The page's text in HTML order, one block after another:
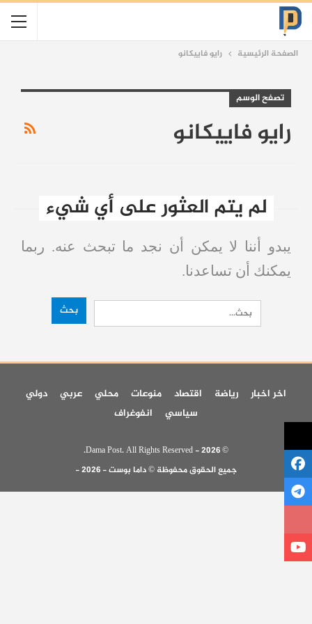
الصفحة الرئيسية رايو فاييكانو
تصفح الوسم
رايو فاييكانو
لم يتم العثور على أي شيء
يبدو أننا لا يمكن أن نجد ما تبحث عنه. ربما
يمكنك أن تساعدنا.
اخر اخبار رياضة اقتصاد منوعات محلي عربي
دولي
سياسي
انفوغراف
© 2026 - Dama Post. All Rights Reserved.
جميع الحقوق محفوظة © داما بوست - 2026 -